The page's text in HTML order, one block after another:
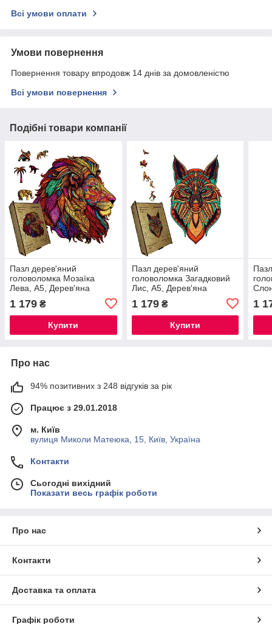
Всі умови оплати
Умови повернення
Повернення товару впродовж 14 днів за домовленістю
Всі умови повернення
Подібні товари компанії
Пазл дерев'яний
головоломка Мозаїка
Лева, А5, Дерев'яна
1 179 ₴
Купити
Пазл дерев'яний
головоломка Загадковий
Лис, А5, Дерев'яна
1 179₴
Купити
1
Про нас
94% позитивних з 248 відгуків за рік
Працює з 29.01.2018
м. Київ
вулиця Миколи Матеюка, 15, Київ, Україна
Контакти
Сьогодні вихідний
Показати весь графік роботи
Про нас
Контакти
Доставка та оплата
Графік роботи